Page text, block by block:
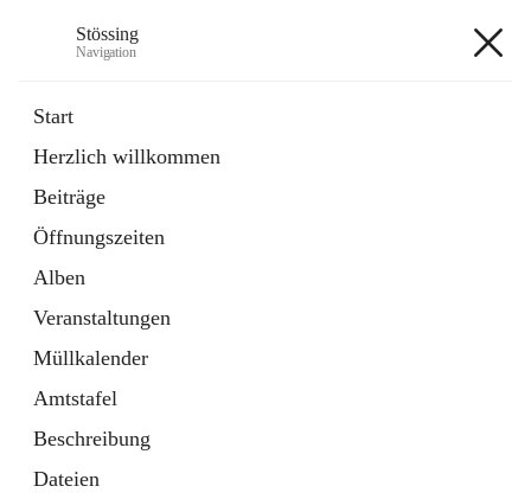
Stössing
Navigation
Start
Herzlich willkommen
Beiträge
Öffnungszeiten
Alben
Veranstaltungen
Müllkalender
Amtstafel
Beschreibung
Dateien
Datei
in
Tab
Kindergarten
öffnet
in
neuem
Tab